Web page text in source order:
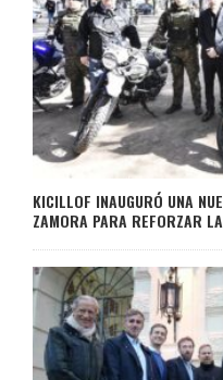
KICILLOF INAUGURÓ UNA
ZAMORA PARA REFORZAR